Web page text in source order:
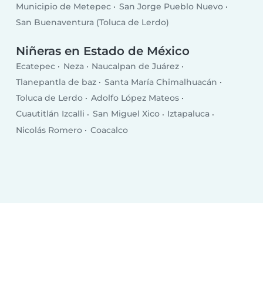
Municipio de Metepec
San Jorge Pueblo Nuevo
San Buenaventura (Toluca de Lerdo)
Niñeras en Estado de México
Ecatepec Neza
Naucalpan de Juárez
Tlanepantla de baz
Santa María Chimalhuacán
Toluca de Lerdo
Adolfo López Mateos
Cuautitlán Izcalli
San Miguel Xico
Iztapaluca
Nicolás Romero
Coacalco